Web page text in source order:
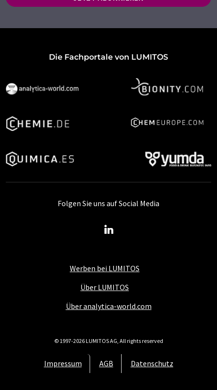
Die Fachportale von LUMITOS
Werben bei LUMITOS
Über LUMITOS
Über analytica-world.com
Impressum AGB Datenschutz
Folgen Sie uns auf Social Media
© 1997-2026 LUMITOS AG, All rights reserved